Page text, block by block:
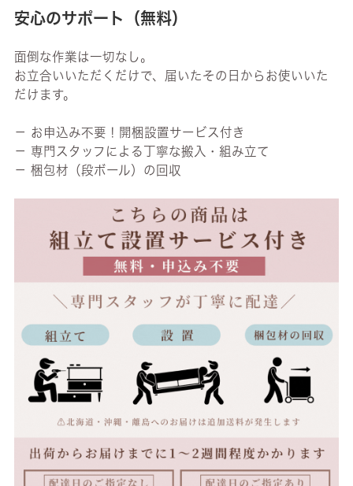
安心のサポート（無料）
面倒な作業は一切なし。
お立合いいただくだけで、届いたその日からお使いいた
だけます。
－ お申込み不要！開梱設置サービス付き
－ 専門スタッフによる丁寧な搬入・組み立て
－ 梱包材（段ボール）の回収